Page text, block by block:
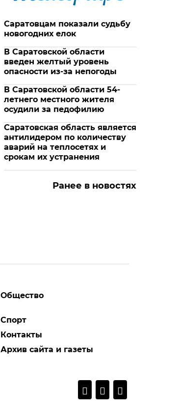
Саратовцам показали судьбу
новогодних елок
В Саратовской области
введен желтый уровень
опасности из-за непогоды
В Саратовской области 54-
летнего местного жителя
осудили за педофилию
Саратовская область является
антилидером по количеству
аварий на теплосетях и
срокам их устранения
Ранее в новостях
Общество
Спорт
Контакты
Архив сайта и газеты